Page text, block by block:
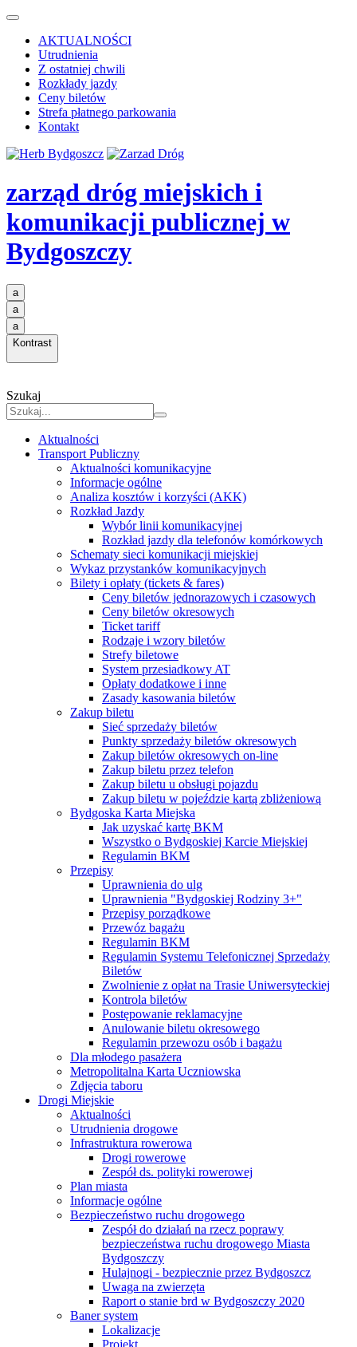
AKTUALNOŚCI
Utrudnienia
Z ostatniej chwili
Rozkłady jazdy
Ceny biletów
Strefa płatnego parkowania
Kontakt
zarząd dróg miejskich i
komunikacji publicznej w
Bydgoszczy
a
a
a
Kontrast
Szukaj
Aktualności
Transport Publiczny
Aktualności komunikacyjne
Informacje ogólne
Analiza kosztów i korzyści (AKK)
Rozkład Jazdy
Wybór linii komunikacyjnej
Rozkład jazdy dla telefonów komórkowych
Schematy sieci komunikacji miejskiej
Wykaz przystanków komunikacyjnych
Bilety i opłaty (tickets & fares)
Ceny biletów jednorazowych i czasowych
Ceny biletów okresowych
Ticket tariff
Rodzaje i wzory biletów
Strefy biletowe
System przesiadkowy AT
Opłaty dodatkowe i inne
Zasady kasowania biletów
Zakup biletu
Sieć sprzedaży biletów
Punkty sprzedaży biletów okresowych
Zakup biletów okresowych on-line
Zakup biletu przez telefon
Zakup biletu u obsługi pojazdu
Zakup biletu w pojeździe kartą zbliżeniową
Bydgoska Karta Miejska
Jak uzyskać kartę BKM
Wszystko o Bydgoskiej Karcie Miejskiej
Regulamin BKM
Przepisy
Uprawnienia do ulg
Uprawnienia "Bydgoskiej Rodziny 3+"
Przepisy porządkowe
Przewóz bagażu
Regulamin BKM
Regulamin Systemu Telefonicznej Sprzedaży
Biletów
Zwolnienie z opłat na Trasie Uniwersyteckiej
Kontrola biletów
Postępowanie reklamacyjne
Anulowanie biletu okresowego
Regulamin przewozu osób i bagażu
Dla młodego pasażera
Metropolitalna Karta Uczniowska
Zdjęcia taboru
Drogi Miejskie
Aktualności
Utrudnienia drogowe
Infrastruktura rowerowa
Drogi rowerowe
Zespół ds. polityki rowerowej
Plan miasta
Informacje ogólne
Bezpieczeństwo ruchu drogowego
Zespół do działań na rzecz poprawy
bezpieczeństwa ruchu drogowego Miasta
Bydgoszczy
Hulajnogi - bezpiecznie przez Bydgoszcz
Uwaga na zwierzęta
Raport o stanie brd w Bydgoszczy 2020
Baner system
Lokalizacje
Projekt